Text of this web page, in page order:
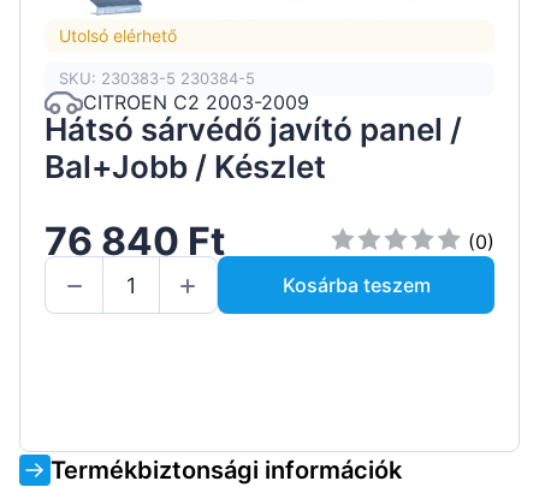
Utolsó elérhető
SKU: 230383-5 230384-5
CITROEN C2 2003-2009
Hátsó sárvédő javító panel /
Bal+Jobb / Készlet
76 840 Ft
(0)
Kosárba teszem
Termékbiztonsági információk